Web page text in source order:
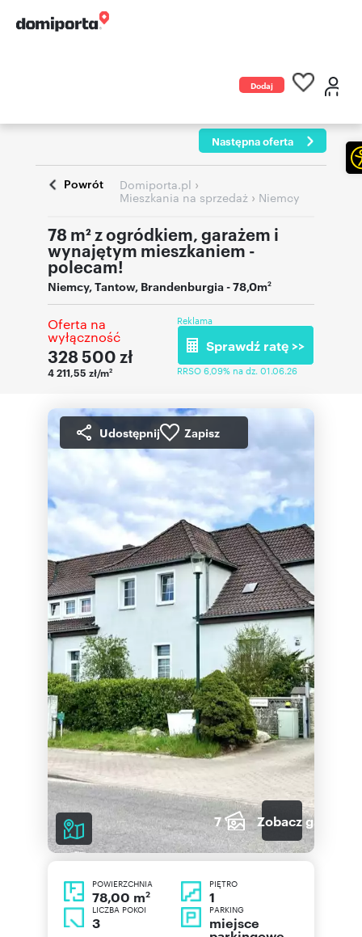
Dodaj
Następna oferta
Powrót Domiporta.pl ›
Mieszkania na sprzedaż › Niemcy
78 m² z ogródkiem, garażem i
wynajętym mieszkaniem -
polecam!
Niemcy,Tantow, Brandenburgia- 78,0m2
Oferta na
wyłączność
328 500 zł
4 211,55 zł/m2
Reklama
Sprawdź ratę >>
RRSO 6,09% na dz. 01.06.26
Udostępnij Zapisz
7 Zobacz galerię
POWIERZCHNIA
78,00 m2
PIĘTRO
1
LICZBA POKOI
3
PARKING
miejsce